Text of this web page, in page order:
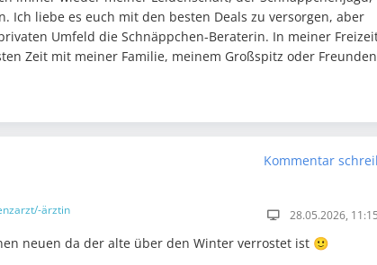
Ich liebe es euch mit den besten Deals zu versorgen, aber
Umfeld die Schnäppchen-Beraterin. In meiner
Zeit mit meiner Familie, meinem Großspitz oder
Kommentar
ärztin 28.05.2026, 11:15
neuen da der alte über den Winter verrostet ist 🙂